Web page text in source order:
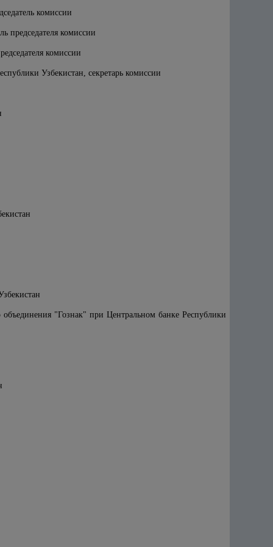
комиссии
председателя комиссии
комиссии
Узбекистан, секретарь комиссии
"Гознак" при Центральном банке Республики